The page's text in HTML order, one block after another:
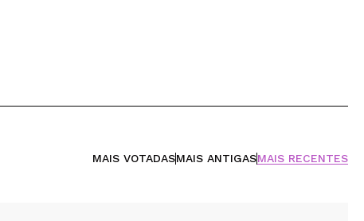
MAIS VOTADASMAIS ANTIGASMAIS RECENTES